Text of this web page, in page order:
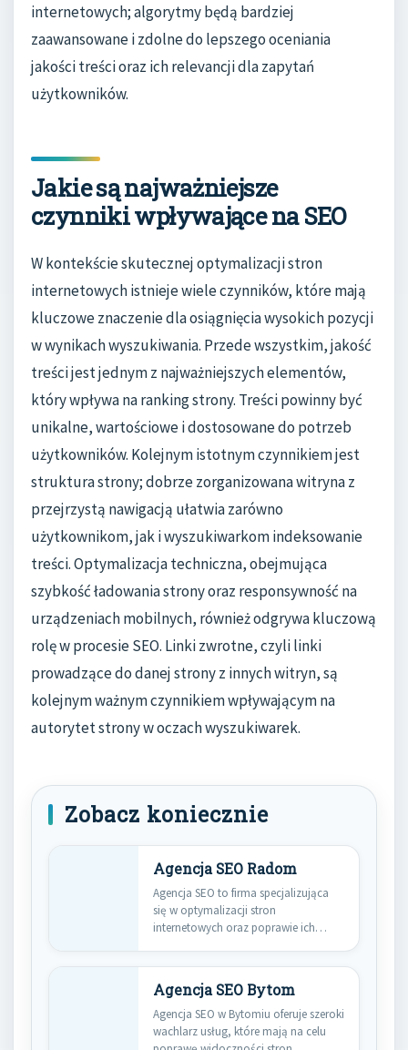
internetowych; algorytmy będą bardziej
zaawansowane i zdolne do lepszego oceniania
jakości treści oraz ich relevancji dla zapytań
użytkowników.
Jakie są najważniejsze
czynniki wpływające na SEO
W kontekście skutecznej optymalizacji stron
internetowych istnieje wiele czynników, które mają
kluczowe znaczenie dla osiągnięcia wysokich pozycji
w wynikach wyszukiwania. Przede wszystkim, jakość
treści jest jednym z najważniejszych elementów,
który wpływa na ranking strony. Treści powinny być
unikalne, wartościowe i dostosowane do potrzeb
użytkowników. Kolejnym istotnym czynnikiem jest
struktura strony; dobrze zorganizowana witryna z
przejrzystą nawigacją ułatwia zarówno
użytkownikom, jak i wyszukiwarkom indeksowanie
treści. Optymalizacja techniczna, obejmująca
szybkość ładowania strony oraz responsywność na
urządzeniach mobilnych, również odgrywa kluczową
rolę w procesie SEO. Linki zwrotne, czyli linki
prowadzące do danej strony z innych witryn, są
kolejnym ważnym czynnikiem wpływającym na
autorytet strony w oczach wyszukiwarek.
Zobacz koniecznie
Agencja SEO Radom
Agencja SEO to firma specjalizująca
się w optymalizacji stron
internetowych oraz poprawie ich
Agencja SEO Bytom
Agencja SEO w Bytomiu oferuje szeroki
wachlarz usług, które mają na celu